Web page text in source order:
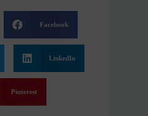
Facebook
LinkedIn
Pinterest